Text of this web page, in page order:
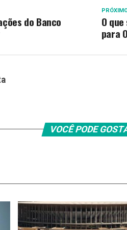
O
para
do Banco
VOCÊ PODE